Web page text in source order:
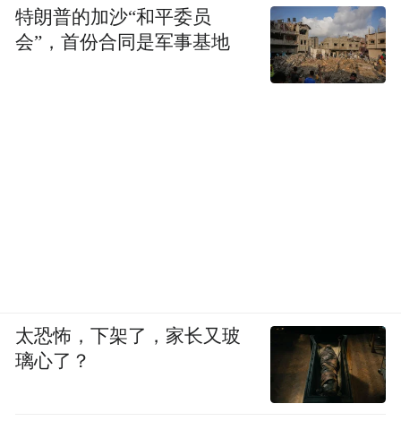
特朗普的加沙“和平委员
会”，首份合同是军事基地
太恐怖，下架了，家长又玻
璃心了？